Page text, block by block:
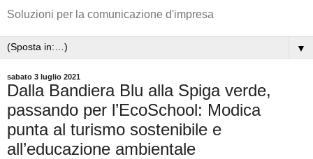
Soluzioni per la comunicazione d'impresa
▼
sabato 3 luglio 2021
Dalla Bandiera Blu alla Spiga verde,
passando per l’EcoSchool: Modica
punta al turismo sostenibile e
all’educazione ambientale